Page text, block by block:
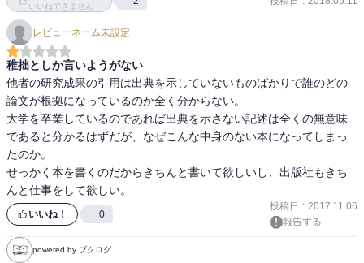
そして、多くのゲームには、明確なミッションがあり、目的と役割
を与えてくれる。
それらは、悪人から世界を救うものもあれば、宇宙平和を実現する
もの、はたまた特定の悪人を倒すものまで、バラエティー豊か、楽
しくないはずはない。
現実世界では、決して味わえない興奮や幸福感を味わうことができ
る。
ネットゲームは、テレビゲーム創世以来、数十年に渡る企業努力
と技術の蓄積、
そして、ゲームクリエーターの天才的なアイデアで、
遊ぶものの脳が気持ち良いと感じる刺激や報酬を得られるように進
化してきた。
言い換えれば今のネットゲームは、私たちが、何の努力もせずに、
一生かかっても得ることのできない幸福感をボタン一つで得ること
いいねできません
レビューネーム未設定
稚拙としか言いようがない
他者の研究成果の引用は出典を示していないものばかりで誰のどの
論文が根拠になっているのか全く分からない。
大学を卒業しているのであれば出典を示さない記述は全くの無意味
であると分かるはずだが、なぜこんな中身のない本になってしまっ
たのか。
せっかく本を書くのだからきちんと書いて欲しいし、出版社もきち
んと仕事をして欲しい。
いいね！ 0
投稿日 : 2017.11.06
報告する
powered by ブクログ